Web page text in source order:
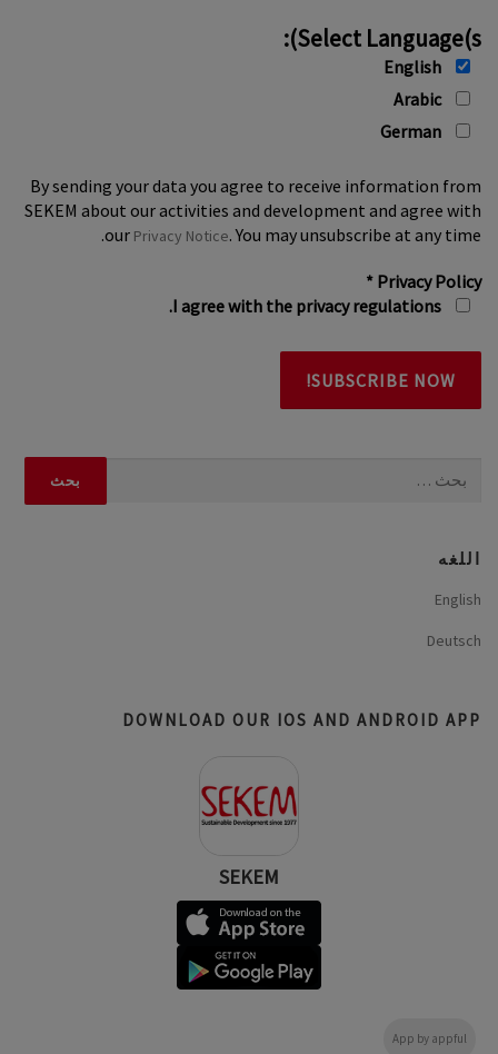
Select Language(s):
Arabic
By sending your data you agree to receive information from
SEKEM about our activities and development and agree with
our Privacy Notice. You may unsubscribe at any time.
Privacy Policy
*
اللغه
English
Deutsch
DOWNLOAD OUR IOS AND ANDROID APP
SEKEM
App by appful